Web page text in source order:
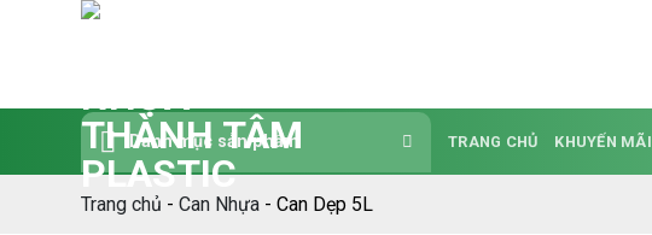
dung
Danh mục sản phẩm TRANG CHỦ KHUYẾN MÃI
Trang chủ - Can Nhựa - Can Dẹp 5L